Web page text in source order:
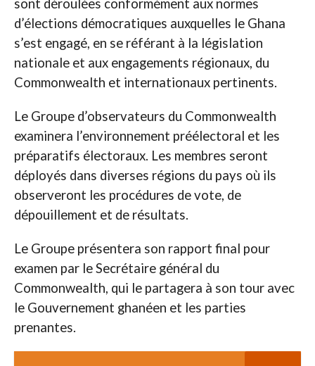
sont déroulées conformément aux normes
d’élections démocratiques auxquelles le Ghana
s’est engagé, en se référant à la législation
nationale et aux engagements régionaux, du
Commonwealth et internationaux pertinents.
Le Groupe d’observateurs du Commonwealth
examinera l’environnement préélectoral et les
préparatifs électoraux. Les membres seront
déployés dans diverses régions du pays où ils
observeront les procédures de vote, de
dépouillement et de résultats.
Le Groupe présentera son rapport final pour
examen par le Secrétaire général du
Commonwealth, qui le partagera à son tour avec
le Gouvernement ghanéen et les parties
prenantes.